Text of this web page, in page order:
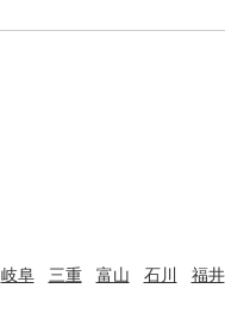
岐阜 三重 富山 石川 福井